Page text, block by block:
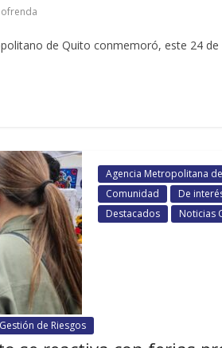
ofrenda
de Quito conmemoró, este 24
Agencia Metropolitana
Comunidad
De
Destacados
Noticias
de Riesgos